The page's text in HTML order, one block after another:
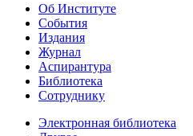
Об Институте
События
Издания
Журнал
Аспирантура
Библиотека
Сотруднику
Электронная библиотека